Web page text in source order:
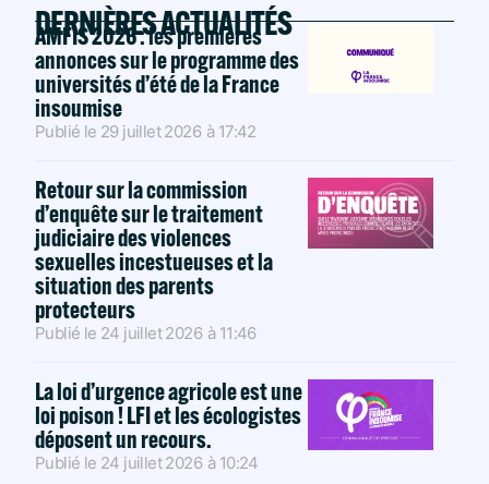
DERNIÈRES ACTUALITÉS
AMFIS 2026 : les premières
annonces sur le programme des
universités d’été de la France
insoumise
Publié le 29 juillet 2026 à 17:42
Retour sur la commission
d’enquête sur le traitement
judiciaire des violences
sexuelles incestueuses et la
situation des parents
protecteurs
Publié le 24 juillet 2026 à 11:46
La loi d’urgence agricole est une
loi poison ! LFI et les écologistes
déposent un recours.
Publié le 24 juillet 2026 à 10:24